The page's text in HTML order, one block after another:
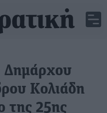
Δημάρχου
Κολιάδη
της 25ης